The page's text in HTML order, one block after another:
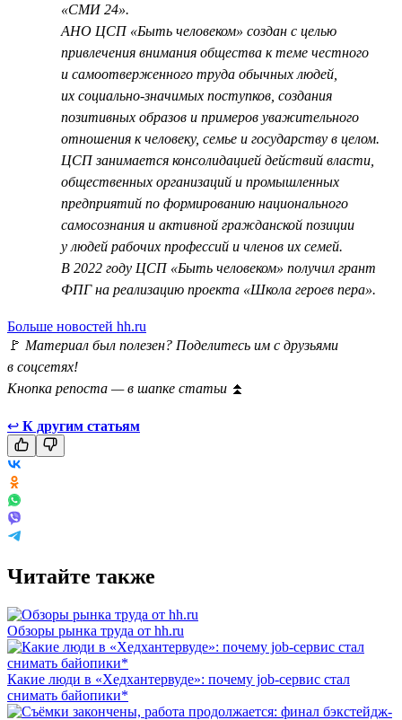
«СМИ 24».
АНО ЦСП «Быть человеком» создан с целью
привлечения внимания общества к теме честного
и самоотверженного труда обычных людей,
их социально-значимых поступков, создания
позитивных образов и примеров уважительного
отношения к человеку, семье и государству в целом.
ЦСП занимается консолидацией действий власти,
общественных организаций и промышленных
предприятий по формированию национального
самосознания и активной гражданской позиции
у людей рабочих профессий и членов их семей.
В 2022 году ЦСП «Быть человеком» получил грант
ФПГ на реализацию проекта «Школа героев пера».
Больше новостей hh.ru
🚩 Материал был полезен? Поделитесь им с друзьями
в соцсетях!
Кнопка репоста — в шапке статьи ⏫
↩ К другим статьям
Читайте также
Обзоры рынка труда от hh.ru
Какие люди в «Хедхантервуде»: почему job-сервис стал
снимать байопики*